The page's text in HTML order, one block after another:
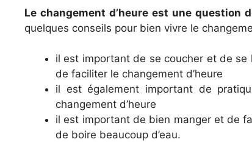
Le changement d’heure est une question
quelques conseils pour bien vivre le
il est important de se coucher et de
de faciliter le changement d’heure
il est également important de
changement d’heure
il est important de bien manger et de
de boire beaucoup d’eau.